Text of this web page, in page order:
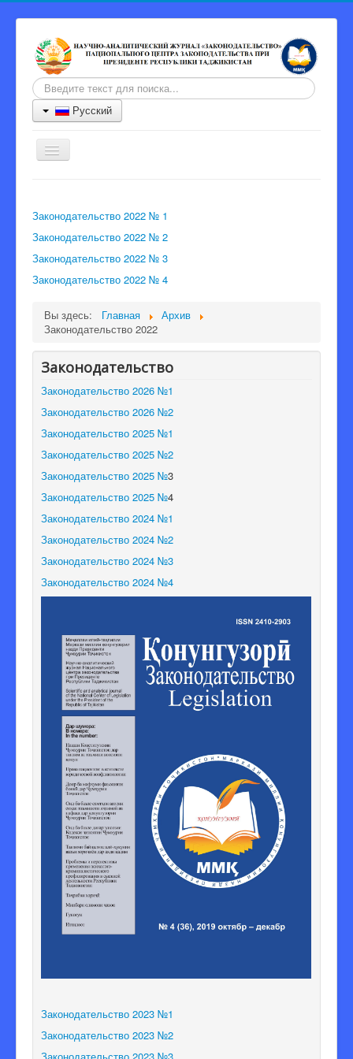
Искать...
Русский
Включить/
выключить
Журнал
Информация для авторов
Порядок рецензии
Контакты
Главный редактор
Редакционная коллегия
Законодательство 2022 № 1
Законодательство 2022 № 2
Законодательство 2022 № 3
Законодательство 2022 № 4
Вы здесь: Главная
Архив
Законодательство 2022
Законодательство
Законодательство 2026 №1
Законодательство 2026 №2
Законодательство 2025 №1
Законодательство 2025 №2
Законодательство 2025 №3
Законодательство 2025 №4
Законодательство 2024 №1
Законодательство 2024 №2
Законодательство 2024 №3
Законодательство 2024 №4
Законодательство 2023 №1
Законодательство 2023 №2
Законодательство 2023 №3